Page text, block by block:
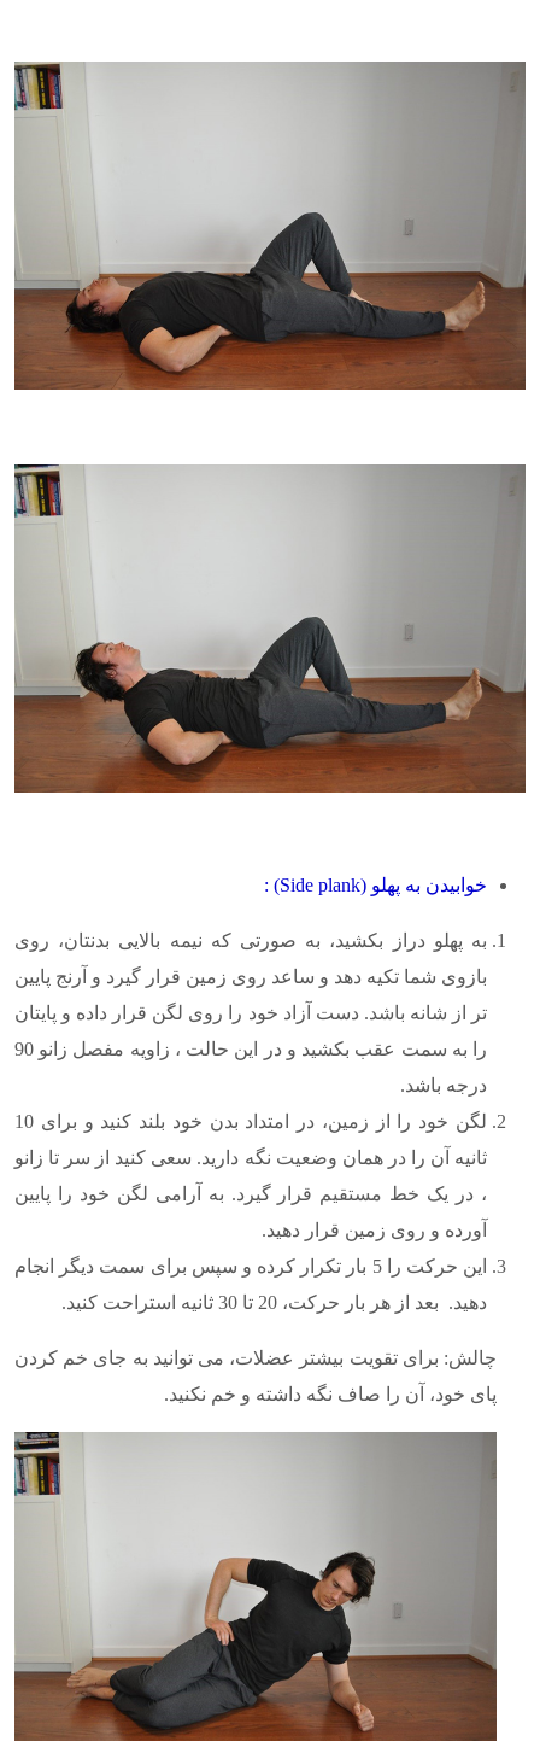
خوابیدن به پهلو (Side plank)
:
به پهلو دراز بکشید، به صورتی که نیمه بالایی بدنتان، روی
بازوی شما تکیه دهد و ساعد روی زمین قرار گیرد و آرنج پایین
تر از شانه باشد. دست آزاد خود را روی لگن قرار داده و پایتان
را به سمت عقب بکشید و در این حالت ، زاویه مفصل زانو 90
درجه باشد.
لگن خود را از زمین، در امتداد بدن خود بلند کنید و برای 10
ثانیه آن را در همان وضعیت نگه دارید. سعی کنید از سر تا زانو
، در یک خط مستقیم قرار گیرد. به آرامی لگن خود را پایین
آورده و روی زمین قرار دهید.
این حرکت را 5 بار تکرار کرده و سپس برای سمت دیگر انجام
دهید. بعد از هر بار حرکت، 20 تا 30 ثانیه استراحت کنید.
چالش: برای تقویت بیشتر عضلات، می توانید به جای خم کردن
پای خود، آن را صاف نگه داشته و خم نکنید.